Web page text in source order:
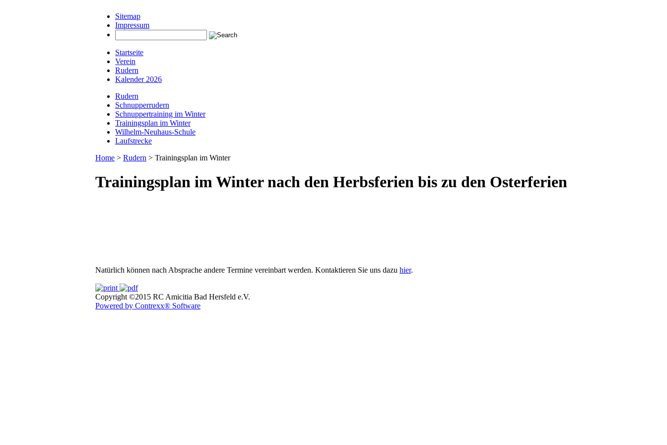
Sitemap
Impressum
instagram beiträge downloaden
Startseite
Verein
Rudern
Kalender 2026
Rudern
Schnupperrudern
Schnuppertraining im Winter
Trainingsplan im Winter
Wilhelm-Neuhaus-Schule
Laufstrecke
Home > Rudern > Trainingsplan im Winter
Trainingsplan im Winter nach den Herbsferien bis zu den Osterferien
Natürlich können nach Absprache andere Termine vereinbart werden. Kontaktieren Sie uns dazu hier.
Copyright ©2015 RC Amicitia Bad Hersfeld e.V.
Powered by Contrexx® Software